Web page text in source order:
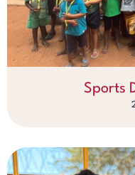
Sports